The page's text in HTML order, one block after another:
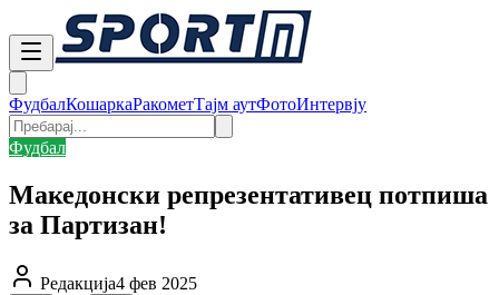
ФудбалКошаркаРакометТајм аутФотоИнтервју
Фудбал
Македонски репрезентативец потпиша
за Партизан!
Редакција4 фев 2025